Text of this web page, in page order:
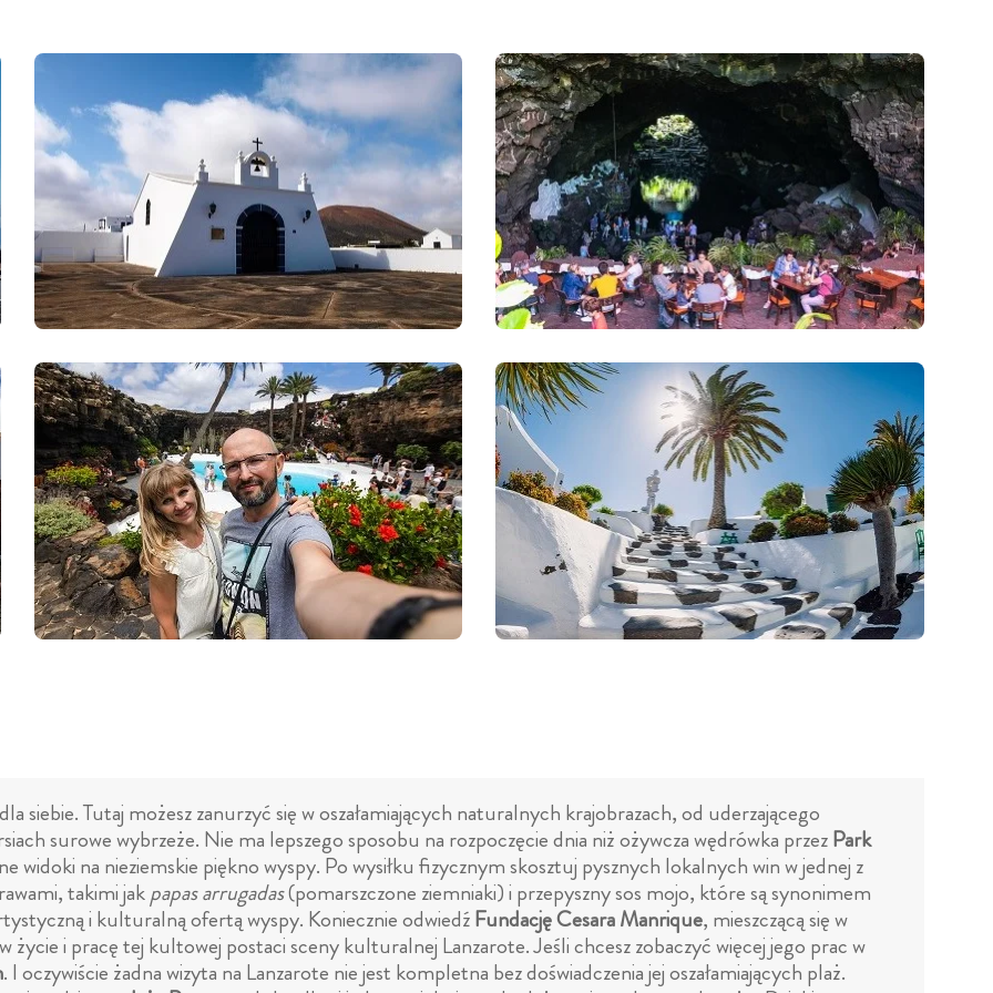
siebie. Tutaj możesz zanurzyć się w oszałamiających naturalnych krajobrazach, od uderzającego
surowe wybrzeże. Nie ma lepszego sposobu na rozpoczęcie dnia niż ożywcza wędrówka przezPark
widoki na nieziemskie piękno wyspy. Po wysiłku fizycznym skosztuj pysznych lokalnych win w jednej z
takimi jakpapas arrugadas(pomarszczone ziemniaki) i przepyszny sos mojo, które są synonimem
i kulturalną ofertą wyspy. Koniecznie odwiedźFundację Cesara Manrique, mieszczącą się w
i pracę tej kultowej postaci sceny kulturalnej Lanzarote. Jeśli chcesz zobaczyć więcej jego prac w
. I oczywiście żadna wizyta na Lanzarote nie jest kompletna bez doświadczenia jej oszałamiających plaż.